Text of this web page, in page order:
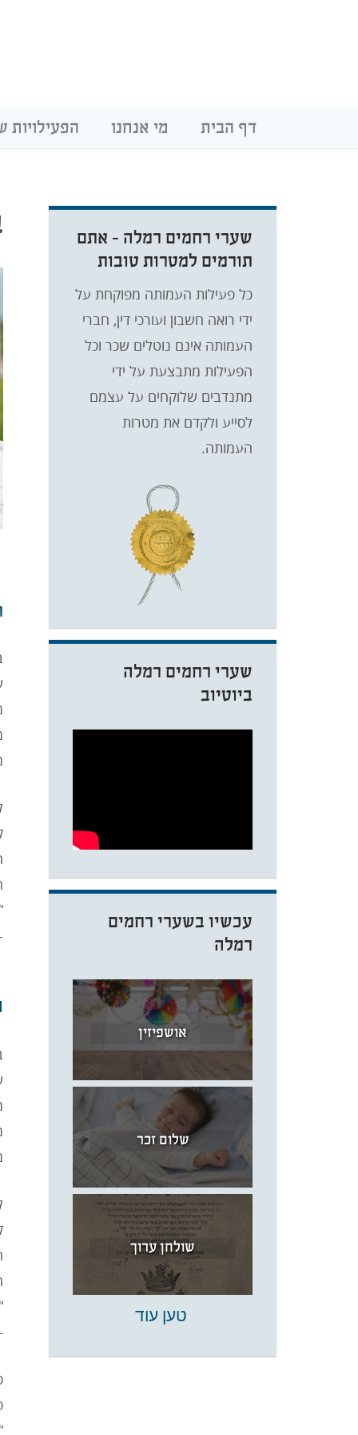
דף הבית מי אנחנו הפעילויות
שערי רחמים רמלה - אתם
תורמים למטרות טובות
כל פעילות העמותה מפוקחת על
ידי רואה חשבון ועורכי דין, חברי
העמותה אינם נוטלים שכר וכל
הפעילות מתבצעת על ידי
מתנדבים שלוקחים על עצמם
לסייע ולקדם את מטרות
העמותה.
שערי רחמים רמלה
ביוטיוב
עכשיו בשערי רחמים
רמלה
אושפיזין
שלום זכר
שולחן ערוך
טען עוד